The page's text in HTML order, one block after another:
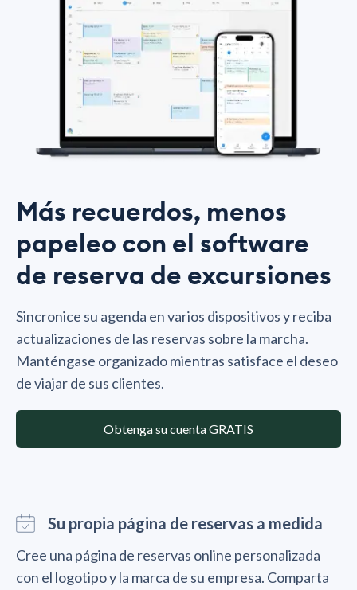
Más recuerdos, menos
papeleo con el software
de reserva de excursiones
Sincronice su agenda en varios dispositivos y reciba
actualizaciones de las reservas sobre la marcha.
Manténgase organizado mientras satisface el deseo
de viajar de sus clientes.
Obtenga su cuenta GRATIS
Su propia página de reservas a medida
Cree una página de reservas online personalizada
con el logotipo y la marca de su empresa. Comparta